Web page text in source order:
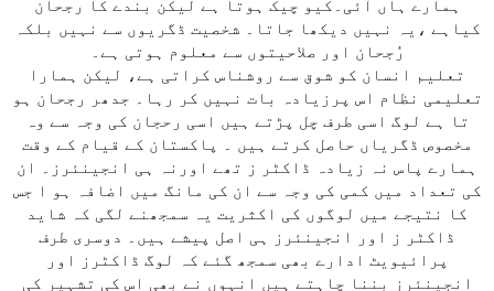
کیاہے ،یہ نہیں دیکھا جاتا۔ شخصیت ڈگریوں سے نہیں بلکہ
رُجحان اور صلاحیتوں سے معلوم ہوتی ہے۔
تعلیم انسان کو شوق سے روشناس کراتی ہے، لیکن ہمارا
تعلیمی نظام اس پرزیادہ بات نہیں کر رہا۔ جدھر رجحان ہو
تا ہے لوگ اسی طرف چل پڑتے ہیں اسی رحجان کی وجہ سے وہ
مخصوص ڈگریاں حاصل کرتے ہیں ۔ پاکستان کے قیام کے وقت
ہمارے پاس نہ زیادہ ڈاکٹر ز تھے اورنہ ہی انجینئرز۔ ان
کی تعداد میں کمی کی وجہ سے ان کی مانگ میں اضافہ ہو ا جس
کا نتیجے میں لوگوں کی اکثریت یہ سمجھنے لگی کہ شاید
ڈاکٹر ز اور انجینئرز ہی اصل پیشے ہیں۔ دوسری طرف
پرائیویٹ ادارے بھی سمجھ گئے کہ لوگ ڈاکٹرز اور
انجینئرز بننا چاہتے ہیں انہوں نے بھی اس کی تشہیر کی